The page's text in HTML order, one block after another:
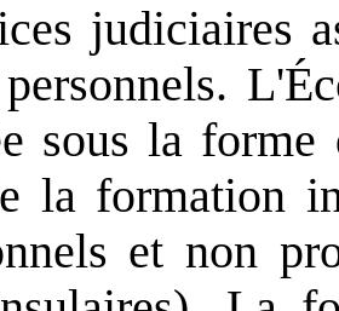
judiciaires
sous la
la formation
et non